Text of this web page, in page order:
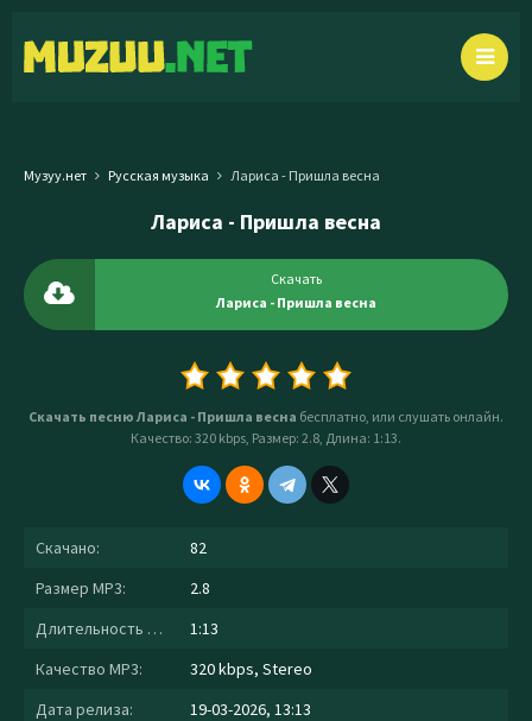
Музуу.нет Русская музыка Лариса - Пришла весна
Лариса - Пришла весна
Скачать
Лариса - Пришла весна
Скачать песню Лариса - Пришла весна бесплатно, или слушать онлайн.
Качество: 320 kbps, Размер: 2.8, Длина: 1:13.
Скачано:
82
Размер MP3:
2.8
Длительность MP3:
1:13
Качество MP3:
320 kbps, Stereo
Дата релиза:
19-03-2026, 13:13